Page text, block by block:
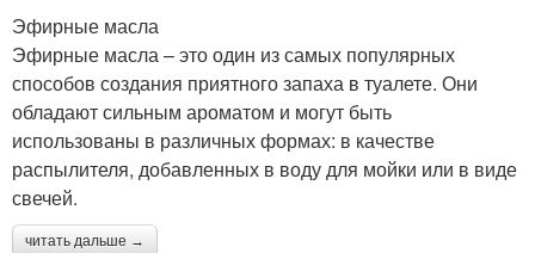
Эфирные масла
Эфирные масла – это один из самых популярных
способов создания приятного запаха в туалете. Они
обладают сильным ароматом и могут быть
использованы в различных формах: в качестве
распылителя, добавленных в воду для мойки или в виде
свечей.
читать дальше →